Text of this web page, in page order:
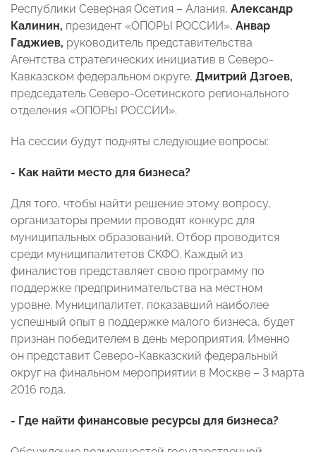
Республики Северная Осетия – Алания, Александр
Калинин, президент «ОПОРЫ РОССИИ», Анвар
Гаджиев, руководитель представительства
Агентства стратегических инициатив в Северо-
Кавказском федеральном округе, Дмитрий Дзгоев,
председатель Северо-Осетинского регионального
отделения «ОПОРЫ РОССИИ».
На сессии будут подняты следующие вопросы:
- Как найти место для бизнеса?
Для того, чтобы найти решение этому вопросу,
организаторы премии проводят конкурс для
муниципальных образований. Отбор проводится
среди муниципалитетов СКФО. Каждый из
финалистов представляет свою программу по
поддержке предпринимательства на местном
уровне. Муниципалитет, показавший наиболее
успешный опыт в поддержке малого бизнеса, будет
признан победителем в день мероприятия. Именно
он представит Северо-Кавказский федеральный
округ на финальном мероприятии в Москве – 3 марта
2016 года.
- Где найти финансовые ресурсы для бизнеса?